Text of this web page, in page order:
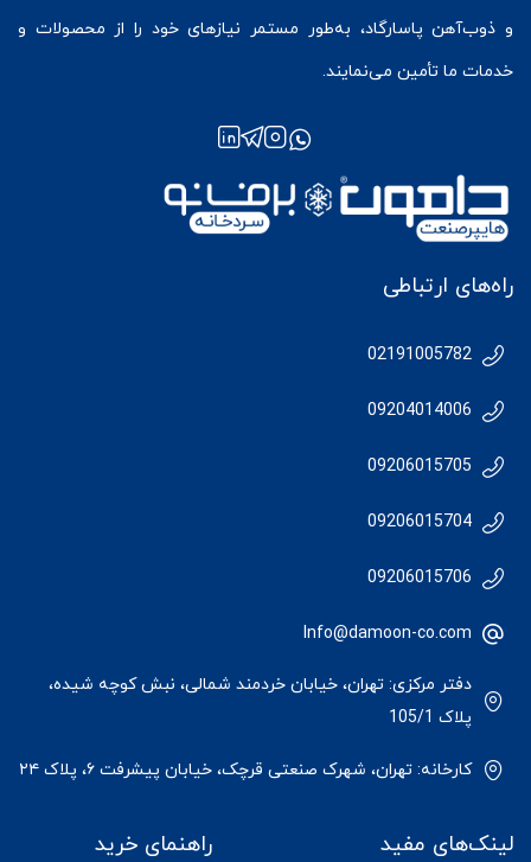
و ذوب‌آهن پاسارگاد، به‌طور مستمر نیازهای خود را از محصولات و
خدمات ما تأمین می‌نمایند.
راه‌های ارتباطی
02191005782
09204014006
09206015705
09206015704
09206015706
Info@damoon-co.com
دفتر مرکزی: تهران، خیابان خردمند شمالی، نبش کوچه شیده،
پلاک 105/1
کارخانه: تهران، شهرک صنعتی قرچک، خیابان پیشرفت ۶، پلاک ۲۴
لینک‌های مفید راهنمای خرید